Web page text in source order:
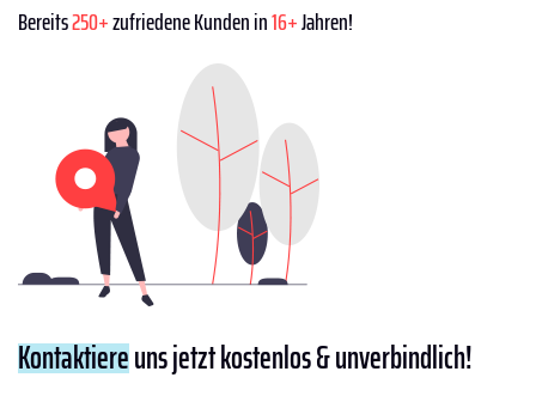
Bereits250+zufriedene Kunden in16+Jahren!
Kontaktiereuns jetzt kostenlos & unverbindlich!